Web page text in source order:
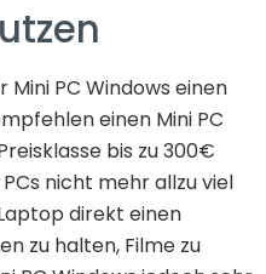
PC Windows einen
einen Mini PC
bis zu 300€
nicht mehr allzu viel
direkt einen
zu halten, Filme zu